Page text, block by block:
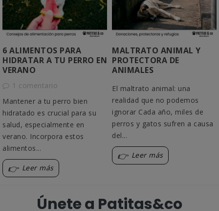
6 ALIMENTOS PARA
HIDRATAR A TU PERRO EN
VERANO
1 comentario
Mantener a tu perro bien
hidratado es crucial para su
salud, especialmente en
verano. Incorpora estos
alimentos...
Leer más
MALTRATO ANIMAL Y
PROTECTORA DE
ANIMALES
El maltrato animal: una
realidad que no podemos
ignorar Cada año, miles de
perros y gatos sufren a causa
del...
Leer más
Únete a Patitas&co